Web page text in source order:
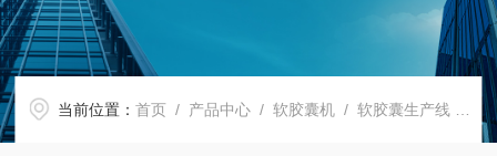
当前位置：首页 / 产品中心 /软胶囊机 /软胶囊生产线